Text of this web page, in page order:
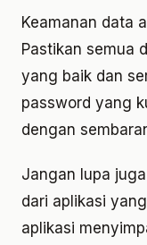
Keamanan data
Pastikan semua
yang baik dan
password yang
dengan
Jangan lupa
dari aplikasi
aplikasi